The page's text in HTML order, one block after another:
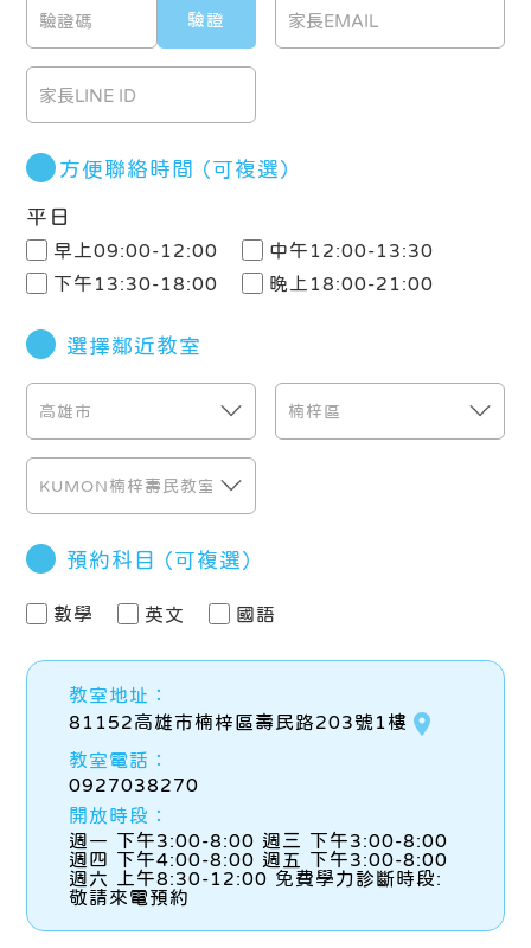
方便聯絡時間 （可複選）
平日
早上09:00-12:00
中午12:00-13:30
下午13:30-18:00
晚上18:00-21:00
選擇鄰近教室
預約科目 （可複選）
數學 英文 國語
教室地址：
81152高雄市楠梓區壽民路203號1樓 place
教室電話：
0927038270
開放時段：
週一 下午3:00-8:00 週三 下午3:00-8:00
週四 下午4:00-8:00 週五 下午3:00-8:00
週六 上午8:30-12:00 免費學力診斷時段:
敬請來電預約